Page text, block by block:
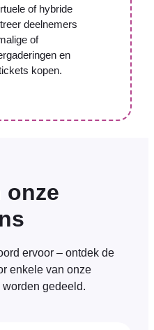
of hybride
deelnemers
of
en
kopen.
onze
ervoor – ontdek de
enkele van onze
gedeeld.